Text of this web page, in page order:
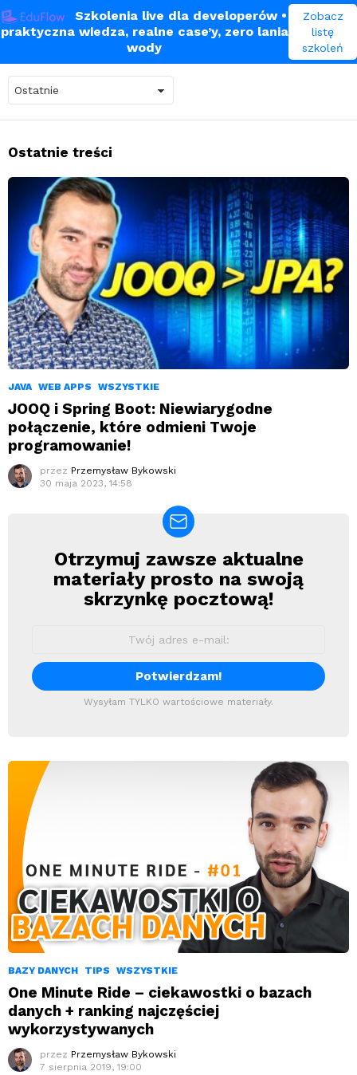
Szkolenia live dla developerów•
praktyczna wiedza, realne case’y, zero lania
wody
Zobacz
listę
szkoleń
bazy danych
Ostatnie treści
JAVA WEB APPS WSZYSTKIE
JOOQ i Spring Boot: Niewiarygodne
połączenie, które odmieni Twoje
programowanie!
przez Przemysław Bykowski
30 maja 2023, 14:58
Newsletter
Otrzymuj zawsze aktualne
materiały prosto na swoją
skrzynkę pocztową!
Wysyłam TYLKO wartościowe materiały.
BAZY DANYCH TIPS WSZYSTKIE
One Minute Ride – ciekawostki o bazach
danych + ranking najczęściej
wykorzystywanych
przez Przemysław Bykowski
7 sierpnia 2019, 19:00